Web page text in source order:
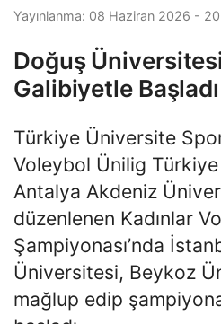
Yayınlanma: 08 Haziran 2026 -
Doğuş
Galibiyetle
Türkiye Üniversite
Voleybol Ünilig Türkiye
Antalya Akdeniz
düzenlenen Kadınlar
Şampiyonası’nda
Üniversitesi, Beykoz
mağlup edip